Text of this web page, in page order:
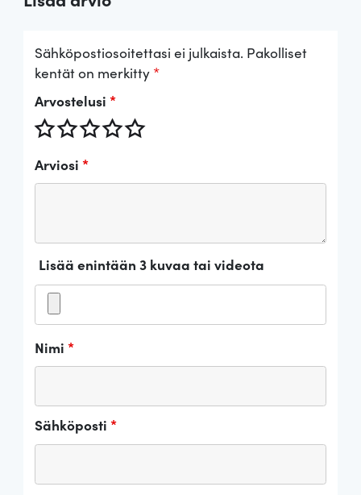
Sähköpostiosoitettasi ei julkaista. Pakolliset
kentät on merkitty *
Arvostelusi *
Arviosi *
Lisää enintään 3 kuvaa tai videota
Nimi *
Sähköposti *